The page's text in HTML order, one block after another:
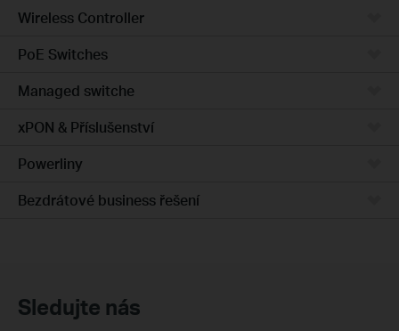
Wireless Controller
PoE Switches
Managed switche
xPON & Příslušenství
Powerliny
Bezdrátové business řešení
Sledujte nás